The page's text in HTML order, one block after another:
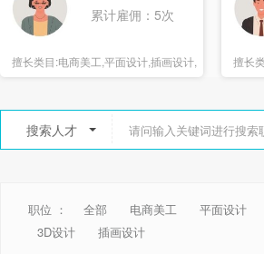
累计雇佣：5次
擅长类目:电商美工,平面设计,插画设计,
海报设计
擅长
报设
搜索人才
职位 ： 全部 电商美工 平面设计
3D设计
插画设计